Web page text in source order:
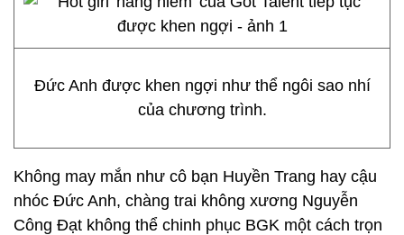
Đức Anh được khen ngợi như thể ngôi sao nhí
của chương trình.
Không may mắn như cô bạn Huyền Trang hay cậu
nhóc Đức Anh, chàng trai không xương Nguyễn
Công Đạt không thể chinh phục BGK một cách trọn